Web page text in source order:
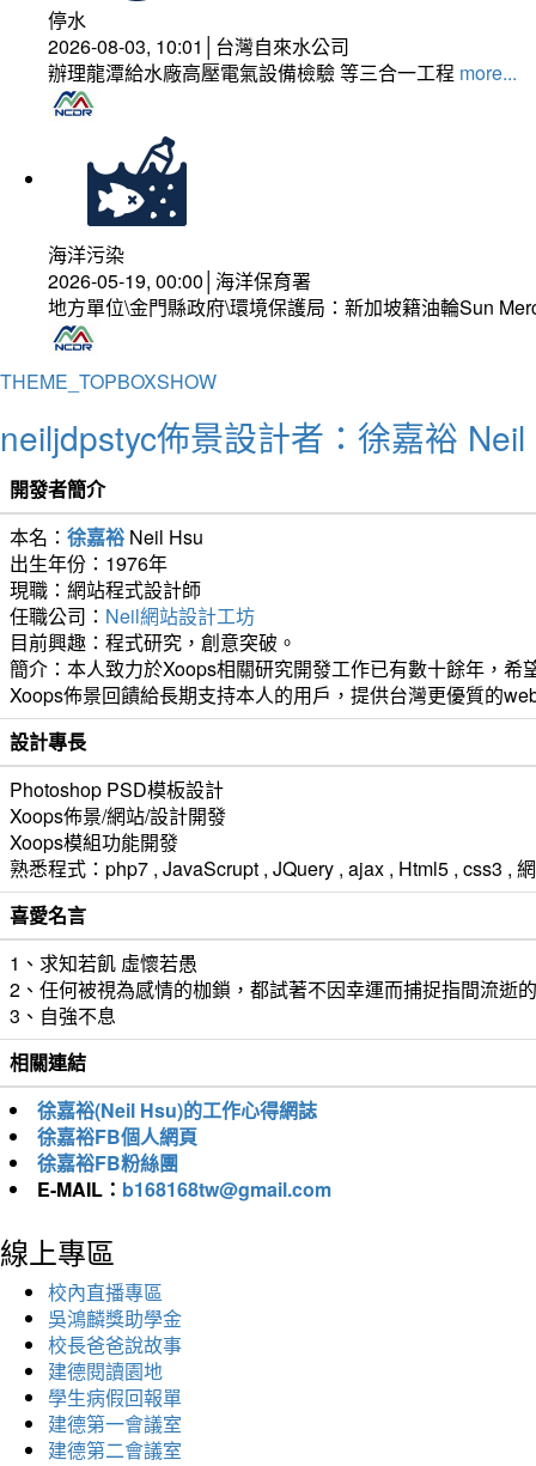
停水
2026-08-03, 10:01│台灣自來水公司
辦理龍潭給水廠高壓電氣設備檢驗 等三合一工程 more...
海洋污染
2026-05-19, 00:00│海洋保育署
地方單位\金門縣政府\環境保護局：新加坡籍油輪Sun
THEME_TOPBOXSHOW
neiljdpstyc佈景設計者：徐嘉裕
開發者簡介
本名： 徐嘉裕 Neil Hsu
出生年份：1976年
現職：網站程式設計師
任職公司： Neil網站設計工坊
目前興趣：程式研究，創意突破。
簡介：本人致力於Xoops相關研究開發工作已有數十餘年，
Xoops佈景回饋給長期支持本人的用戶，提供台灣更優質的
設計專長
Photoshop PSD模板設計
Xoops佈景/網站/設計開發
Xoops模組功能開發
熟悉程式：php7 , JavaScrupt , JQuery , ajax , Html5 , css3 ,
喜愛名言
1、求知若飢 虛懷若愚
2、任何被視為感情的枷鎖，都試著不因幸運而捕捉指間流逝
3、自強不息
相關連結
徐嘉裕(Neil Hsu)的工作心得網誌
徐嘉裕FB個人網頁
徐嘉裕FB粉絲團
E-MAIL： b168168tw@gmail.com
線上專區
校內直播專區
吳鴻麟獎助學金
校長爸爸說故事
建德閱讀園地
學生病假回報單
建德第一會議室
建德第二會議室